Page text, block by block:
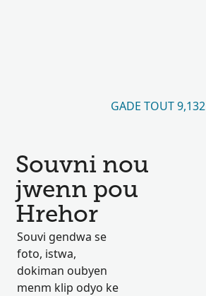
GADE TOUT 9,132
Souvni nou
jwenn pou
Hrehor
Souvi gendwa se
foto, istwa,
dokiman oubyen
menm klip odyo ke